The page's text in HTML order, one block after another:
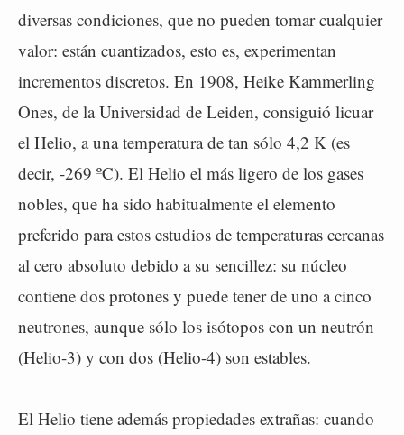
diversas condiciones, que no pueden tomar cualquier
valor: están cuantizados, esto es, experimentan
incrementos discretos. En 1908, Heike Kammerling
Ones, de la Universidad de Leiden, consiguió licuar
el Helio, a una temperatura de tan sólo 4,2 K (es
decir, -269 ºC). El Helio el más ligero de los gases
nobles, que ha sido habitualmente el elemento
preferido para estos estudios de temperaturas cercanas
al cero absoluto debido a su sencillez: su núcleo
contiene dos protones y puede tener de uno a cinco
neutrones, aunque sólo los isótopos con un neutrón
(Helio-3) y con dos (Helio-4) son estables.
El Helio tiene además propiedades extrañas: cuando